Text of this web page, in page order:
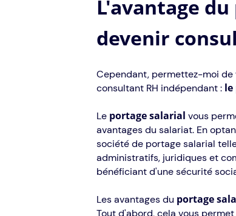
L'avantage
devenir
Cependant, permettez-moi
consultant RH indépendant : le
Le portage salarial vous
avantages du salariat. En
société de portage salarial
administratifs, juridiques et
bénéficiant d'une sécurité
Les avantages du portage
Tout d'abord, cela vous